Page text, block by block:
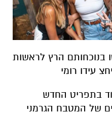
בנוכחותם הרץ לראשות
עידו רומי
בתפריט החדש
של המטבח הגרמני